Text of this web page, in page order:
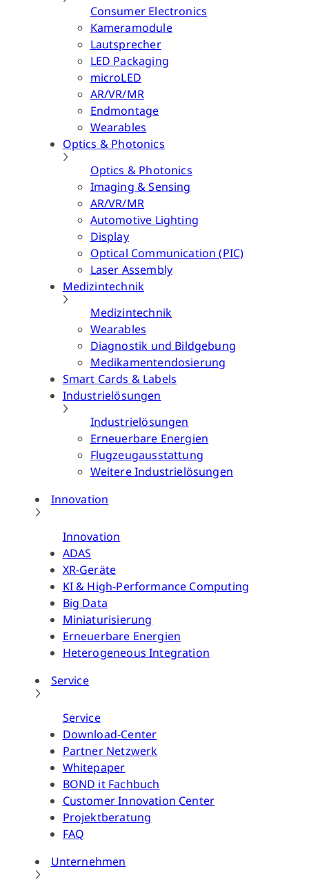
Consumer Electronics
Kameramodule
Lautsprecher
LED Packaging
microLED
AR/VR/MR
Endmontage
Wearables
Optics & Photonics
Optics & Photonics
Imaging & Sensing
AR/VR/MR
Automotive Lighting
Display
Optical Communication (PIC)
Laser Assembly
Medizintechnik
Medizintechnik
Wearables
Diagnostik und Bildgebung
Medikamentendosierung
Smart Cards & Labels
Industrielösungen
Industrielösungen
Erneuerbare Energien
Flugzeugausstattung
Weitere Industrielösungen
Innovation
Innovation
ADAS
XR-Geräte
KI & High-Performance Computing
Big Data
Miniaturisierung
Erneuerbare Energien
Heterogeneous Integration
Service
Service
Download-Center
Partner Netzwerk
Whitepaper
BOND it Fachbuch
Customer Innovation Center
Projektberatung
FAQ
Unternehmen